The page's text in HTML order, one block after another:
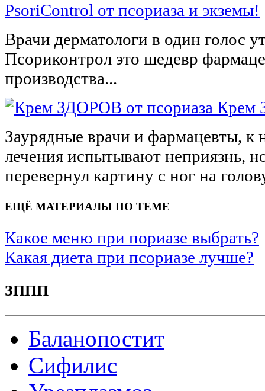
PsoriСontrol от псориаза и экземы!
Врачи дерматологи в один голос
Псориконтрол это шедевр
производства...
Крем
Заурядные врачи и фармацевты, к
лечения испытывают неприязнь,
перевернул картину с ног на
ЕЩЁ МАТЕРИАЛЫ ПО ТЕМЕ
Какое меню при пориазе выбрать?
Какая диета при псориазе лучше?
ЗППП
Баланопостит
Сифилис